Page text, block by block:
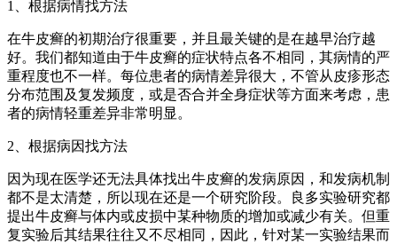
1、根据病情找方法
在牛皮癣的初期治疗很重要，并且最关键的是在越早治疗越
好。我们都知道由于牛皮癣的症状特点各不相同，其病情的严
重程度也不一样。每位患者的病情差异很大，不管从皮疹形态
分布范围及复发频度，或是否合并全身症状等方面来考虑，患
者的病情轻重差异非常明显。
2、根据病因找方法
因为现在医学还无法具体找出牛皮癣的发病原因，和发病机制
都不是太清楚，所以现在还是一个研究阶段。良多实验研究都
提出牛皮癣与体内或皮损中某种物质的增加或减少有关。但重
复实验后其结果往往又不尽相同，因此，针对某一实验结果而